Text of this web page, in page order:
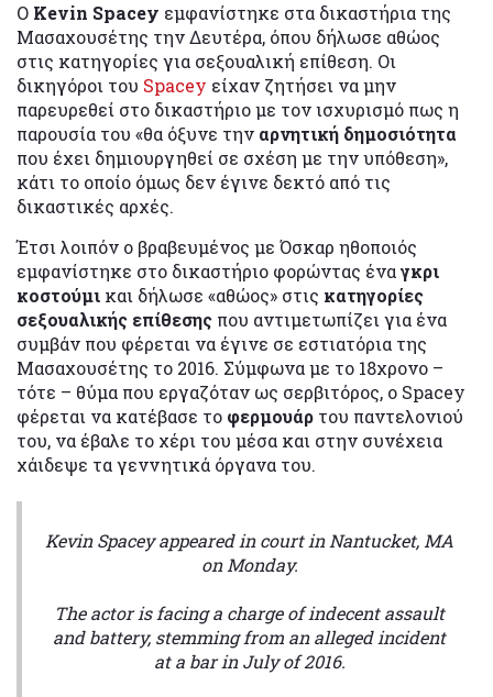
Ο Kevin Spacey εμφανίστηκε στα δικαστήρια της
Μασαχουσέτης την Δευτέρα, όπου δήλωσε αθώος
στις κατηγορίες για σεξουαλική επίθεση. Οι
δικηγόροι του Spacey είχαν ζητήσει να μην
παρευρεθεί στο δικαστήριο με τον ισχυρισμό πως η
παρουσία του «θα όξυνε την αρνητική δημοσιότητα
που έχει δημιουργηθεί σε σχέση με την υπόθεση»,
κάτι το οποίο όμως δεν έγινε δεκτό από τις
δικαστικές αρχές.
Έτσι λοιπόν ο βραβευμένος με Όσκαρ ηθοποιός
εμφανίστηκε στο δικαστήριο φορώντας έναγκρι
κοστούμι και δήλωσε «αθώος» στις κατηγορίες
σεξουαλικής επίθεσης που αντιμετωπίζει για ένα
συμβάν που φέρεται να έγινε σε εστιατόρια της
Μασαχουσέτης το 2016. Σύμφωνα με το 18χρονο –
τότε – θύμα που εργαζόταν ως σερβιτόρος, ο Spacey
φέρεται να κατέβασε το φερμουάρ του παντελονιού
του, να έβαλε το χέρι του μέσα και στην συνέχεια
χάιδεψε τα γεννητικά όργανα του.
Kevin Spacey appeared in court in Nantucket, MA
on Monday.
The actor is facing a charge of indecent assault
and battery, stemming from an alleged incident
at a bar in July of 2016.